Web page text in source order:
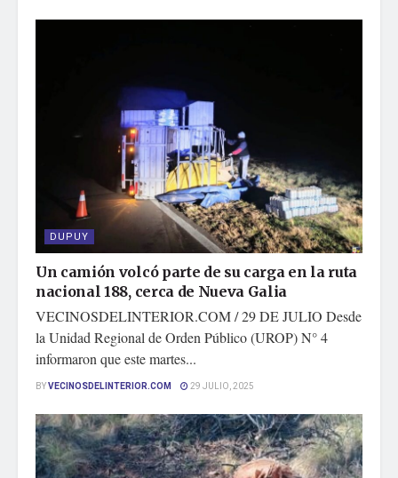
DUPUY
Un camión volcó parte de su carga en la ruta
nacional 188, cerca de Nueva Galia
VECINOSDELINTERIOR.COM / 29 DE JULIO Desde
la Unidad Regional de Orden Público (UROP) N° 4
informaron que este martes...
BYVECINOSDELINTERIOR.COM 29 JULIO, 2025